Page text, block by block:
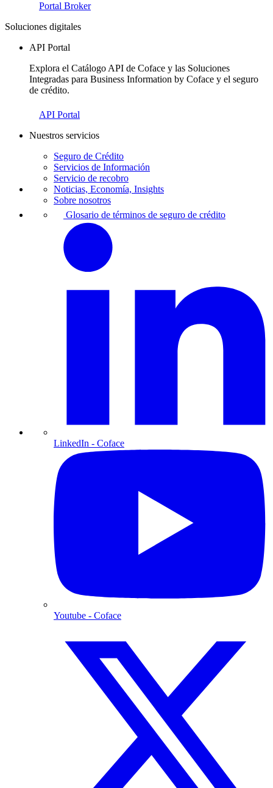
Portal Broker
Soluciones digitales
API Portal
Explora el Catálogo API de Coface y las Soluciones
Integradas para Business Information by Coface y el seguro
de crédito.
API Portal
Nuestros servicios
Seguro de Crédito
Servicios de Información
Servicio de recobro
Noticias, Economía, Insights
Sobre nosotros
Glosario de términos de seguro de crédito
LinkedIn - Coface
Youtube - Coface